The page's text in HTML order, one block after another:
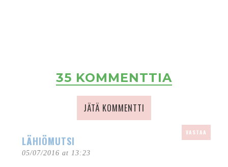
35 KOMMENTTIA
JÄTÄ KOMMENTTI
LÄHIÖMUTSI
05/07/2016 at 13:23
VASTAA